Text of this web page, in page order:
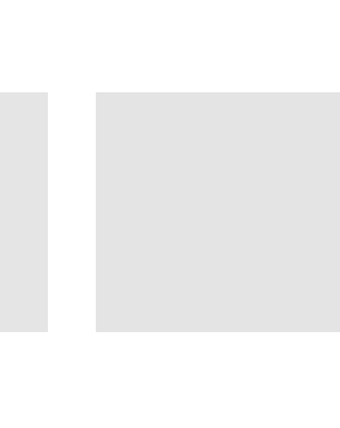
Маска ALCHEMY 13/M